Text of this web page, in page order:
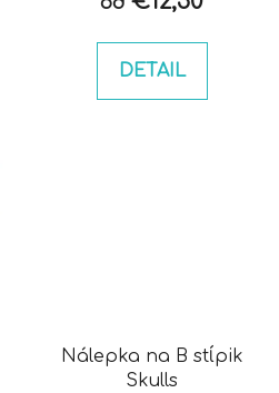
DETAIL
Nálepka na B stĺpik
Skulls